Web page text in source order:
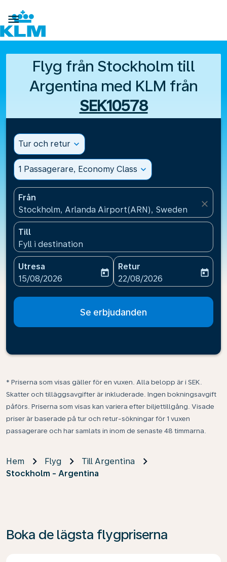

Flyg från Stockholm till
Argentina med KLM från
SEK10578
Tur och retur expand_more
1 Passagerare, Economy Class expand_more
Från
Stockholm, Arlanda Airport(ARN), Sweden
close
Till
Fyll i destination
Utresa
fc-booking-departure-date-aria-label
15/08/2026
today
Retur
fc-booking-return-date-
22/08/2026
today
Se erbjudanden
* Priserna som visas gäller för en vuxen. Alla belopp är i SEK.
Skatter och tilläggsavgifter är inkluderade. Ingen bokningsavgift
påförs. Priserna som visas kan variera efter biljettillgång. Visade
priser är baserade på tur och retur-sökningar för 1 vuxen
passagerare och har samlats in inom de senaste 48 timmarna.
Hem Flyg
Till Argentina
Stockholm - Argentina
Boka de lägsta flygpriserna